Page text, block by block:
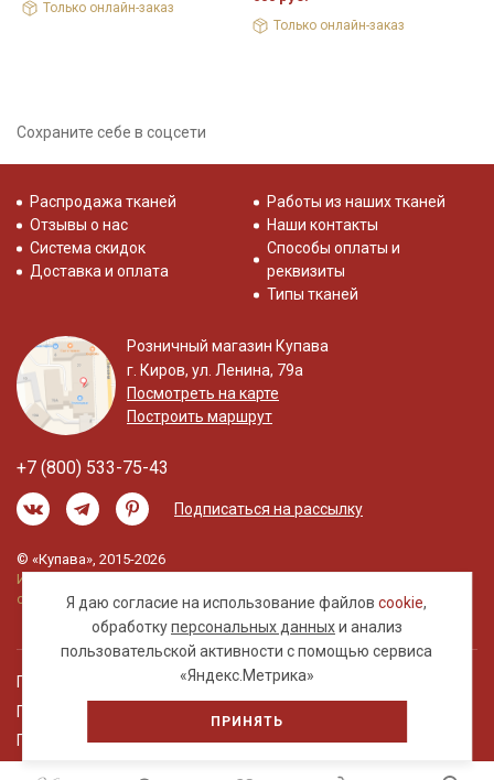
Только онлайн-заказ
Только онлайн-заказ
Сохраните себе в соцсети
Я даю согласие на использование файловcookie,
обработкуперсональных данныхи анализ
пользовательской активности с помощью сервиса
«Яндекс.Метрика»
ПРИНЯТЬ
Распродажа тканей
Отзывы о нас
Система скидок
Доставка и оплата
Работы из наших тканей
Наши контакты
Способы оплаты и
реквизиты
Типы тканей
Розничный магазин Купава
г. Киров, ул. Ленина, 79а
Посмотреть на карте
Построить маршрут
+7 (800) 533-75-43
Подписаться на рассылку
© «Купава», 2015-2026
Информация на сайте не является публичной
офертой.
Правовая информация
Политика обработки персональных данных
Пользовательское соглашение